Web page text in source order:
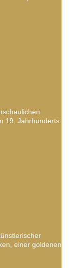
19. Jahrhunderts.
einer goldenen